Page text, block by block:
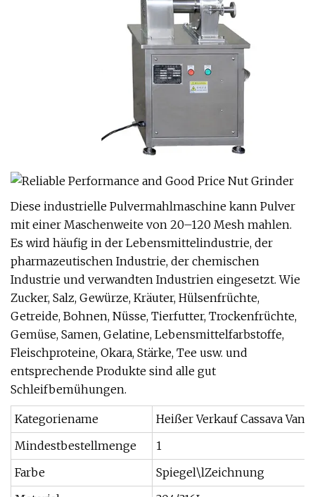
Diese industrielle Pulvermahlmaschine kann Pulver
mit einer Maschenweite von 20–120 Mesh mahlen.
Es wird häufig in der Lebensmittelindustrie, der
pharmazeutischen Industrie, der chemischen
Industrie und verwandten Industrien eingesetzt. Wie
Zucker, Salz, Gewürze, Kräuter, Hülsenfrüchte,
Getreide, Bohnen, Nüsse, Tierfutter, Trockenfrüchte,
Gemüse, Samen, Gelatine, Lebensmittelfarbstoffe,
Fleischproteine, Okara, Stärke, Tee usw. und
entsprechende Produkte sind alle gut
Schleifbemühungen.
Kategoriename
Heißer Verkauf Cassava
Mindestbestellmenge
1
Farbe
Spiegel\lZeichnung